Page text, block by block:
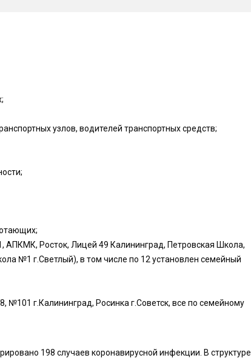
узлов, водителей транспортных средств;
АПКМК, Росток, Лицей 49 Калининград, Петровская Школа,
№1 г.Светлый), в том числе по 12 установлен семейный
г.Калининград, Росинка г.Советск, все по семейному
198 случаев коронавирусной инфекции. В структуре